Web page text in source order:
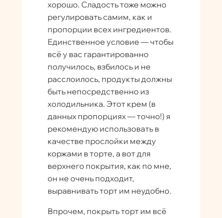
хорошо. Сладость тоже можно
регулировать самим, как и
пропорции всех ингредиентов.
Единственное условие — чтобы
всё у вас гарантированно
получилось, взбилось и не
расслоилось, продукты должны
быть непосредственно из
холодильника. Этот крем (в
данных пропорциях — точно!) я
рекомендую использовать в
качестве прослойки между
коржами в торте, а вот для
верхнего покрытия, как по мне,
он не очень подходит,
выравнивать торт им неудобно.
Впрочем, покрыть торт им всё